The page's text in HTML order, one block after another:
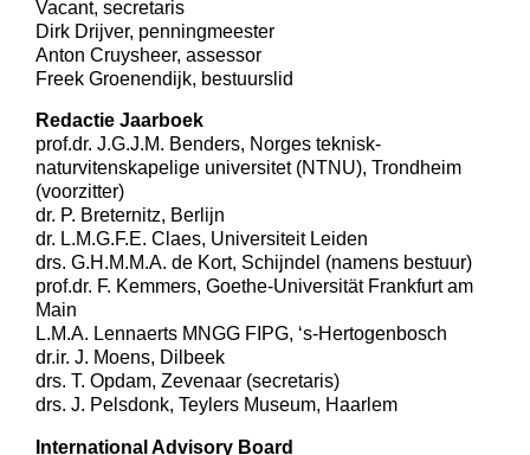
Vacant, secretaris
Dirk Drijver, penningmeester
Anton Cruysheer, assessor
Freek Groenendijk, bestuurslid
Redactie Jaarboek
prof.dr. J.G.J.M. Benders, Norges teknisk-
naturvitenskapelige universitet (NTNU), Trondheim
(voorzitter)
dr. P. Breternitz, Berlijn
dr. L.M.G.F.E. Claes, Universiteit Leiden
drs. G.H.M.M.A. de Kort, Schijndel (namens bestuur)
prof.dr. F. Kemmers, Goethe-Universität Frankfurt am
Main
L.M.A. Lennaerts MNGG FIPG, ‘s-Hertogenbosch
dr.ir. J. Moens, Dilbeek
drs. T. Opdam, Zevenaar (secretaris)
drs. J. Pelsdonk, Teylers Museum, Haarlem
International Advisory Board